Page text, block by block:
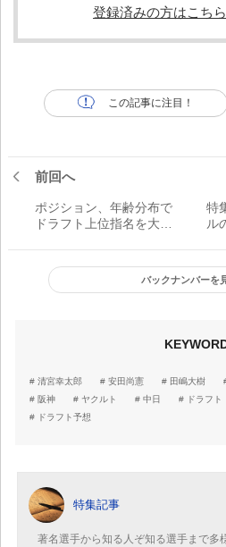
登録済みの方はこち
この記事に注目！
前回へ
ポジション、年齢分布で
ドラフト上位指名を大胆
トCHECK パ・リーグ編
特
ル
バックナンバーを
清宮幸太郎 安田尚憲 田嶋大樹
阪神
ヤクルト 中日 ドラフト
ドラフト予想
特集記事
著名選手から知る人ぞ知る選手まで多